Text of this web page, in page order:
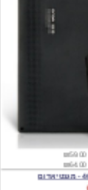
₪59.00